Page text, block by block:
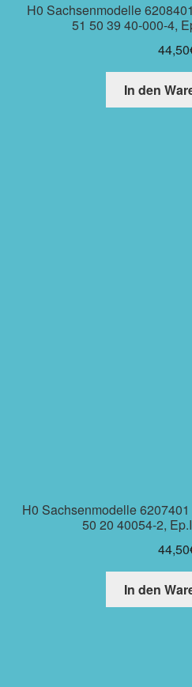
H0 Sachsenmodelle
51 50 39 40-000-4,
44,50
In den
H0 Sachsenmodelle
50 20 40054-2,
44,50
In den